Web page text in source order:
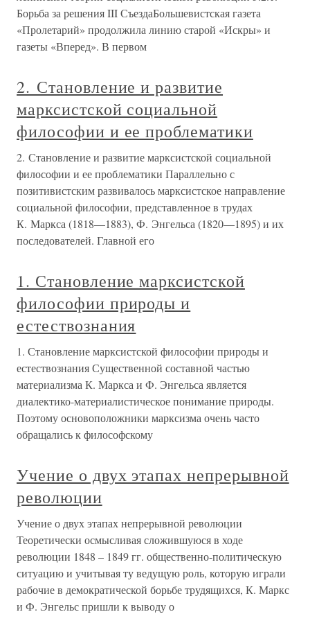
Борьба за решения III СъездаБольшевистская газета
«Пролетарий» продолжила линию старой «Искры» и
газеты «Вперед». В первом
2. Становление и развитие
марксистской социальной
философии и ее проблематики
2. Становление и развитие марксистской социальной
философии и ее проблематики Параллельно с
позитивистским развивалось марксистское направление
социальной философии, представленное в трудах
К. Маркса (1818—1883), Ф. Энгельса (1820—1895) и их
последователей. Главной его
1. Становление марксистской
философии природы и
естествознания
1. Становление марксистской философии природы и
естествознания Существенной составной частью
материализма К. Маркса и Ф. Энгельса является
диалектико-материалистическое понимание природы.
Поэтому основоположники марксизма очень часто
обращались к философскому
Учение о двух этапах непрерывной
революции
Учение о двух этапах непрерывной революции
Теоретически осмысливая сложившуюся в ходе
революции 1848 – 1849 гг. общественно-политическую
ситуацию и учитывая ту ведущую роль, которую играли
рабочие в демократической борьбе трудящихся, К. Маркс
и Ф. Энгельс пришли к выводу о